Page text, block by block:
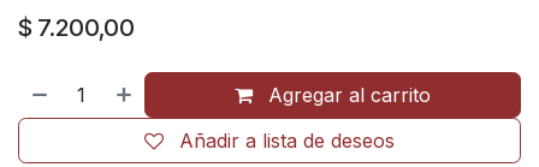
$ 7.200,00
Agregar al carrito
Añadir a lista de deseos